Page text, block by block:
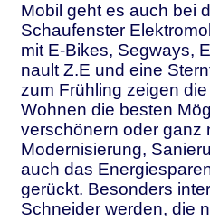
Mobil geht es auch bei
Schaufenster
mit E-Bikes, Segways,
nault Z.E und eine
zum Frühling zeigen
Wohnen die besten
verschönern oder ganz
Modernisierung,
auch das
gerückt. Besonders
Schneider werden, die